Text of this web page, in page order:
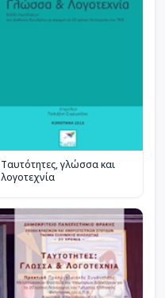
Ταυτότητες, γλώσσα και
λογοτεχνία